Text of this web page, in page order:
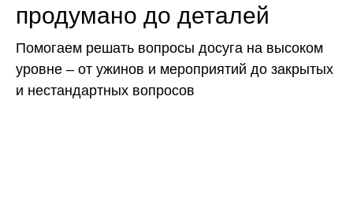
продумано до деталей
Помогаем решать вопросы досуга на высоком
уровне – от ужинов и мероприятий до закрытых
и нестандартных вопросов